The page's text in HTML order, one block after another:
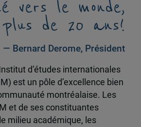
vers le monde,
plus de 20 ans!
— Bernard Derome, Président
d’études internationales
est un pôle d’excellence bien
montréalaise. Les
et de ses constituantes
milieu académique, les